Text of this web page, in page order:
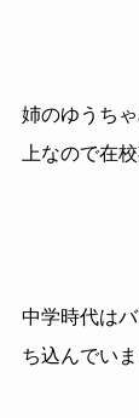
姉のゆうち
上なので在
中学時代は
ち込んでいま